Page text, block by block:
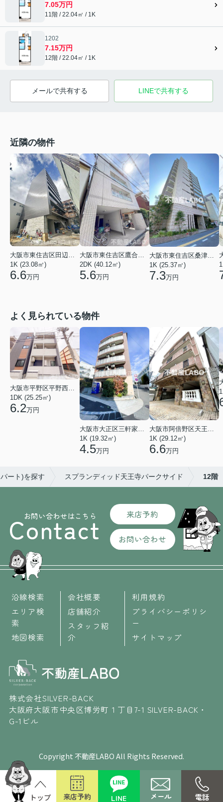
7.05万円
11階 / 22.04㎡ / 1K
1202
7.15万円
12階 / 22.04㎡ / 1K
メールで共有する LINEで共有する
近隣の物件
大阪市東住吉区田辺３丁目
1K (23.08㎡)
6.6万円
大阪市東住吉区鷹合１丁目
2DK (40.12㎡)
5.6万円
1K (25.37㎡)
7.3万円
よく見られている物件
1DK (25.25㎡)
6.2万円
1K (19.32㎡)
4.5万円
大阪市阿倍野区天王寺町南２丁目
1K (29.12㎡)
6.6万円
ート)を探す スプランディッド天王寺パークサイド 12階
お問い合わせはこちら
Contact 来店予約
お問い合わせ
沿線検索
エリア検
索
地図検索
会社概要
店舗紹介
スタッフ紹
介
利用規約
プライバシーポリシ
ー
サイトマップ
株式会社SILVER-BACK
大阪府大阪市中央区博労町１丁目7-1 SILVER-BACK・
G-1ビル
Copyright 不動産LABO All Rights Reserved.
来店予約 LINE メール 電話